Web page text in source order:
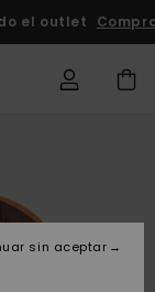
el outlet
sin aceptar